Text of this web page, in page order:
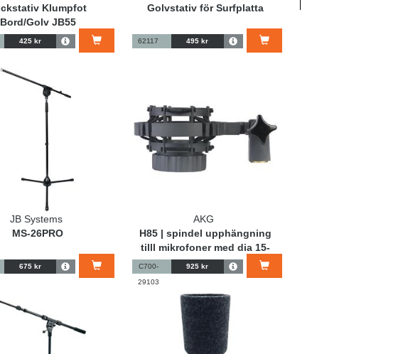
Klumpfot
Bord/Golv JB55
425 kr
Golvstativ för Surfplatta
62117 495 kr
JB Systems
MS-26PRO
675 kr
AKG
H85 | spindel upphängning
tilll mikrofoner med dia 15-
33mm
C700-
29103
925 kr